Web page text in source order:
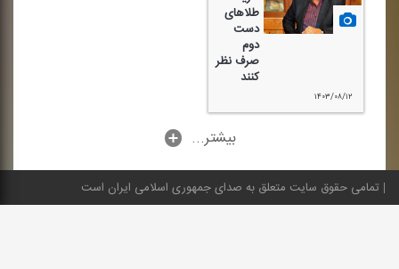
طلاهای
دست
دوم
صرف نظر
كنند
۱۴۰۳/۰۸/۱۲
...بیشتر
تمامی حقوق سایت متعلق به صدای جمهوری اسلامی ایران است